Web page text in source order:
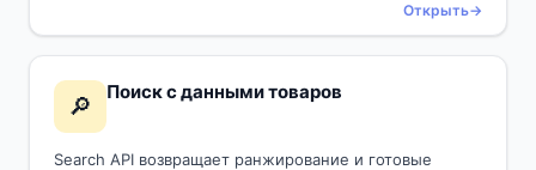
Открыть
🔎
Поиск с данными товаров
Search API возвращает ранжирование и готовые